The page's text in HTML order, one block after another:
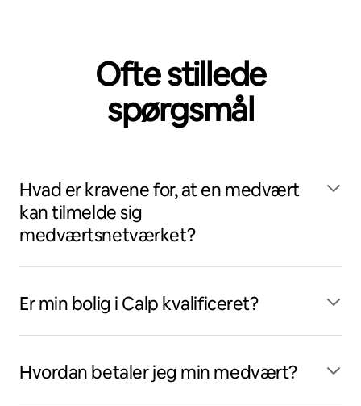
Ofte stillede
spørgsmål
Hvad er kravene for, at en medvært
kan tilmelde sig
medværtsnetværket?
Er min bolig i Calp kvalificeret?
Hvordan betaler jeg min medvært?